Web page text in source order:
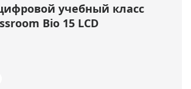
учебный класс
Bio 15 LCD